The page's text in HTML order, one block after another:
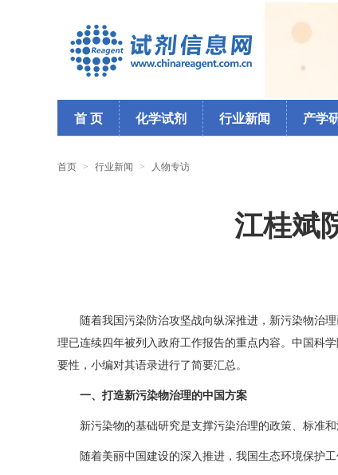
首 页 化学试剂 行业新闻 产学
首页 > 行业新闻 > 人物专访
江桂斌
随着我国污染防治攻坚战向纵深推进，新污染物治
理已连续四年被列入政府工作报告的重点内容。中国科
要性，小编对其语录进行了简要汇总。
一、打造新污染物治理的中国方案
新污染物的基础研究是支撑污染治理的政策、标准
随着美丽中国建设的深入推进，我国生态环境保护